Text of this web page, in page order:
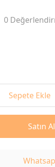
0
Sepete Ekle
Satın Al